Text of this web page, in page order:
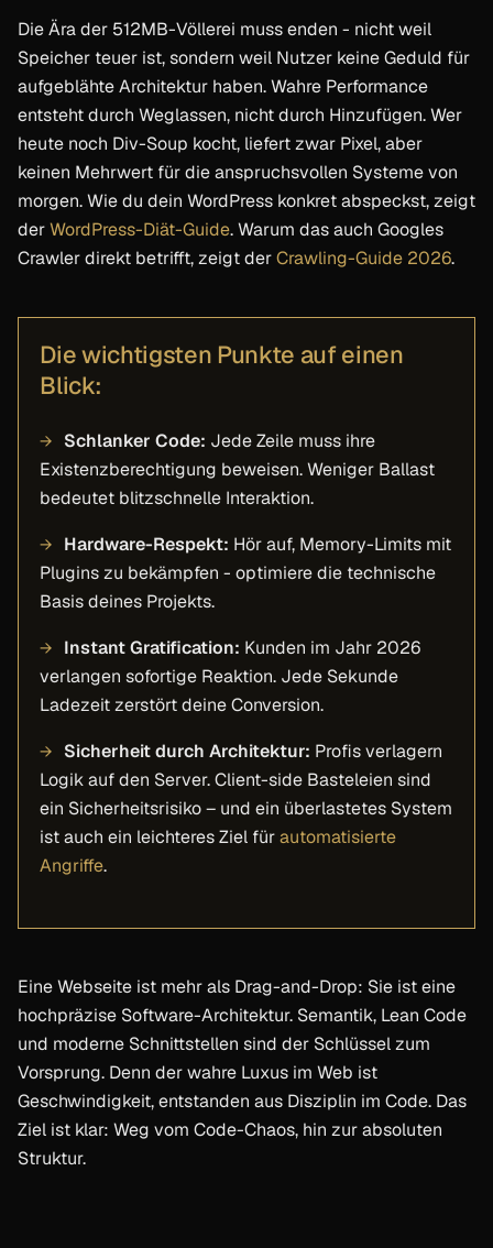
Die Ära der 512MB-Völlerei muss enden - nicht weil
Speicher teuer ist, sondern weil Nutzer keine Geduld für
aufgeblähte Architektur haben. Wahre Performance
entsteht durch Weglassen, nicht durch Hinzufügen. Wer
heute noch Div-Soup kocht, liefert zwar Pixel, aber
keinen Mehrwert für die anspruchsvollen Systeme von
morgen. Wie du dein WordPress konkret abspeckst, zeigt
derWordPress-Diät-Guide. Warum das auch Googles
Crawler direkt betrifft, zeigt derCrawling-Guide 2026.
Die wichtigsten Punkte auf einen
Blick:
Schlanker Code: Jede Zeile muss ihre
Existenzberechtigung beweisen. Weniger Ballast
bedeutet blitzschnelle Interaktion.
Hardware-Respekt: Hör auf, Memory-Limits mit
Plugins zu bekämpfen - optimiere die technische
Basis deines Projekts.
Instant Gratification: Kunden im Jahr 2026
verlangen sofortige Reaktion. Jede Sekunde
Ladezeit zerstört deine Conversion.
Sicherheit durch Architektur: Profis verlagern
Logik auf den Server. Client-side Basteleien sind
ein Sicherheitsrisiko – und ein überlastetes System
ist auch ein leichteres Ziel fürautomatisierte
Angriffe.
Eine Webseite ist mehr als Drag-and-Drop: Sie ist eine
hochpräzise Software-Architektur. Semantik, Lean Code
und moderne Schnittstellen sind der Schlüssel zum
Vorsprung. Denn der wahre Luxus im Web ist
Geschwindigkeit, entstanden aus Disziplin im Code. Das
Ziel ist klar: Weg vom Code-Chaos, hin zur absoluten
Struktur.